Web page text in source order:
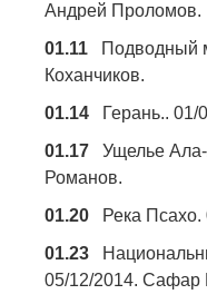
Андрей Проломов.
01.11 Подводный
Коханчиков.
01.14 Герань.. 01/
01.17 Ущелье Ала-
Романов.
01.20 Река Псахо.
01.23
05/12/2014.